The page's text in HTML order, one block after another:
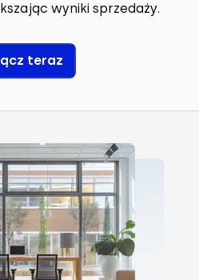
wyniki sprzedaży.
teraz